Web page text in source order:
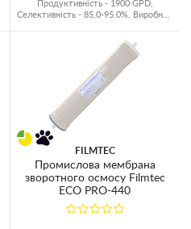
Продуктивність - 1900 GPD,
Селективність - 85,0-95.0%, Виробник
FILMTEC
Промислова мембрана
зворотного осмосу Filmtec
ECO PRO-440